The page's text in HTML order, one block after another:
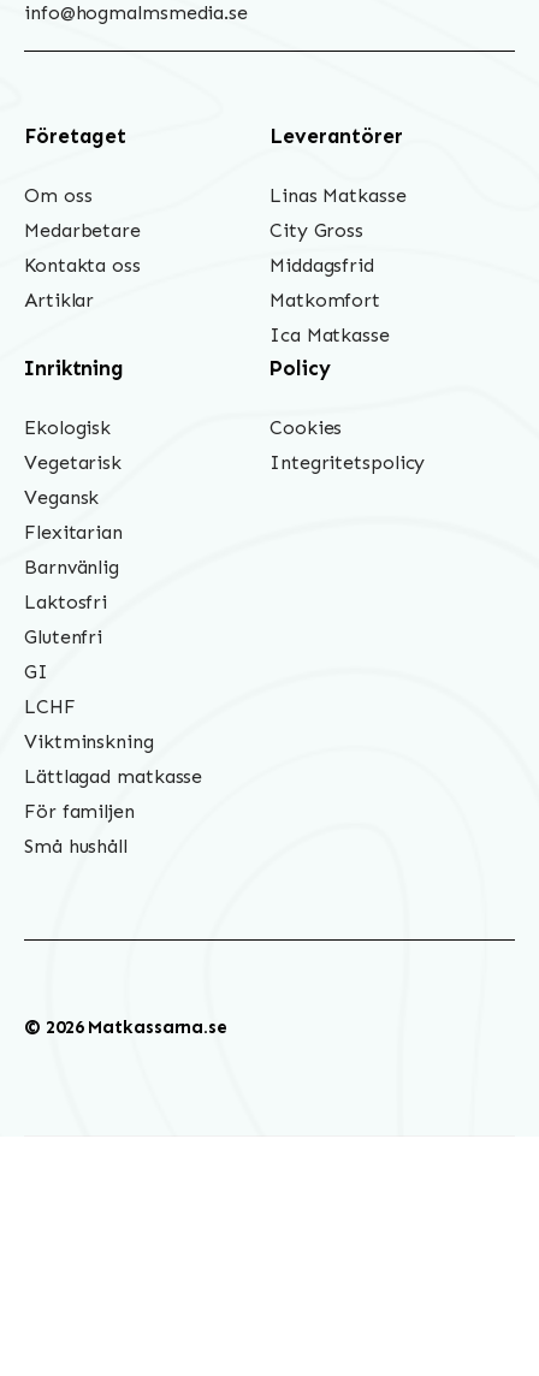
info@hogmalmsmedia.se
Företaget
Om oss
Medarbetare
Kontakta oss
Artiklar
Leverantörer
Linas Matkasse
City Gross
Middagsfrid
Matkomfort
Ica Matkasse
Inriktning
Ekologisk
Vegetarisk
Vegansk
Flexitarian
Barnvänlig
Laktosfri
Glutenfri
GI
LCHF
Viktminskning
Lättlagad matkasse
För familjen
Små hushåll
Policy
Cookies
Integritetspolicy
© 2026 Matkassarna.se